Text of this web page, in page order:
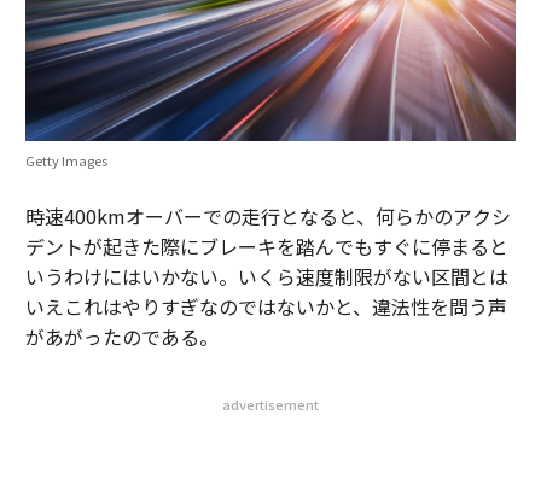
Getty Images
時速400kmオーバーでの走行となると、何らかのアクシ
デントが起きた際にブレーキを踏んでもすぐに停まると
いうわけにはいかない。いくら速度制限がない区間とは
いえこれはやりすぎなのではないかと、違法性を問う声
があがったのである。
advertisement